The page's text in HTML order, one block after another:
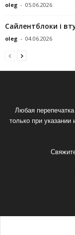
oleg - 05.06.2026
Сайлентблоки і
oleg - 04.06.2026
Любая
только при указании